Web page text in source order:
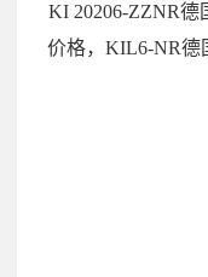
KI 20206-ZZNR
价格，KIL6-NR